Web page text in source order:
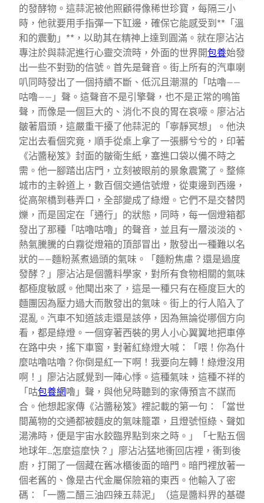
的發酵物。這蒜泥被他照顧得像稀世珍寶，每隔三小
時，他就要用手指彈一下缸邊，確保它能感受到**「溫
和的震動」**，以助其在精神上達到圓滿。就在廖沾沾
專注於與蒜泥進行心靈交流時，外面的世界開包養始發
出一些不對勁的信號。首先是聲音。街上所有的汽車喇
叭同時發出了一個持續不斷、低沉且潮濕的「咕嚕——
咕嚕——」聲。這聲音不是引擎聲，也不是正常的鳴笛
聲，而像是一個巨大的、消化不良的胃在哀嚎。廖沾沾
皺著眉頭，這嚴重干擾了他蒜泥的「寧靜冥想」。他決
定出去看個究竟，順手從桌上拿了一張髒兮兮的，印著
《沾醬秘笈》封面的皺衛生紙，塞進口袋以備不時之
需。他一腳踏出店門，立刻被眼前的景象震驚了。整條
城市的主幹道上，數百個交通信號燈，從東邊到西邊，
從高架橋到巷弄口，全部變成了綠燈。它們不是交替閃
爍，而是固定在「通行」的狀態，同時，每一個燈箱都
發出了那種「咕嚕咕嚕」的聲音，並且有一層淡淡的、
熱氣騰騰的白霧從燈箱的頂部冒出，散發出一種難以名
狀的——麵粉蒸煮過頭的氣味。「麵粉焦慮？還是過度
發酵？」廖沾沾是個醬料學家，對所有食物相關的氣味
都極度敏感。他聞出來了，這是一種只有在極度巨大的
麵團因為壓力過大而散發出的氣味。街上的行人陷入了
混亂。汽車不知道該走還是該停，因為無論從哪個方向
看，都是綠燈。一個穿著西裝的男人小心翼翼地把車停
在路中央，搖下車窗，對著紅綠燈大喊：「喂！你為什
麼咕嚕咕嚕？你倒是紅一下啊！我要向左轉！綠燈沒用
啊！」廖沾沾感覺到一陣心悸。這種氣味，這種不祥的
「咕包養網嚕」聲，與他兒時聽到的家傳預言不謀而
合。他想起家傳《沾醬秘笈》裡記載的第一句：「當世
間萬物的交通都被麵皮的氣味籠罩，且燈號恒綠、聲如
湯沸時，便是宇宙水餃臨界點到來之時。」「七點五個
地球年…怎麼這麼快？」廖沾沾猛地衝回店裡，衝到後
廚，打開了一個藏在舊冰櫃後面的暗門。暗門裡放著一
個老舊的、像是古代金屬保險箱的東西。他輸入了密
碼：「一醬二醋三油四辣五蒜泥」（這是醬料界的基礎